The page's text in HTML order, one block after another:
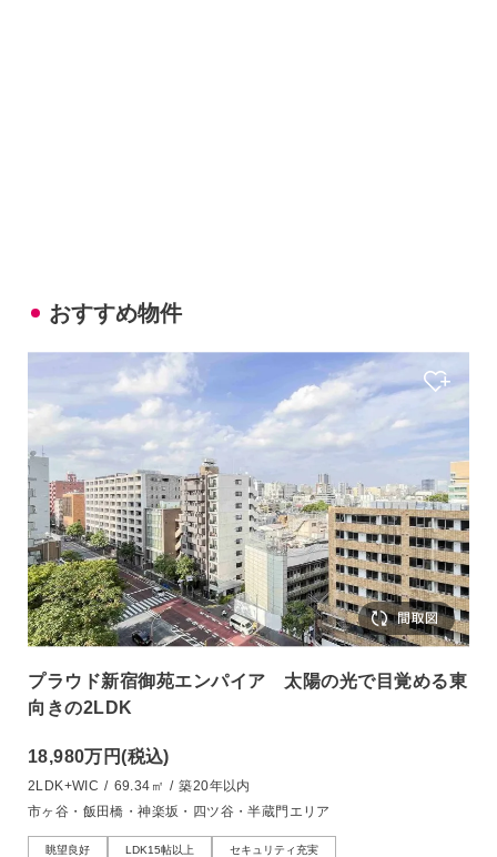
おすすめ物件
プラウド新宿御苑エンパイア 太陽の光で目覚める東
向きの2LDK
18,980万円(税込)
2LDK+WIC / 69.34㎡ / 築20年以内
市ヶ谷・飯田橋・神楽坂・四ツ谷・半蔵門エリア
眺望良好 LDK15帖以上 セキュリティ充実